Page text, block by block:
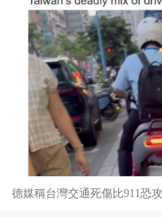
德媒稱台灣交通死傷比911恐